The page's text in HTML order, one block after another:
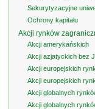
Sekurytyzacyjne
Ochrony kapitału
Akcji rynków
Akcji amerykańskich
Akcji azjatyckich bez
Akcji europejskich
Akcji europejskich
Akcji globalnych
Akcji globalnych